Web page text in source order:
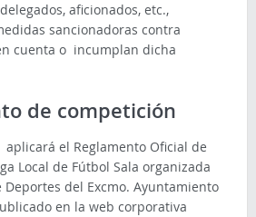
aficionados, etc.,
sancionadoras contra
cuenta o incumplan dicha
de competición
el Reglamento Oficial de
Local de Fútbol Sala organizada
Deportes del Excmo. Ayuntamiento
en la web corporativa